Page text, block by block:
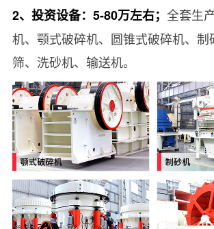
2、投资设备：5-80万左右； 全套生
机、颚式破碎机、圆锥式破碎机、制
筛、洗砂机、输送机。